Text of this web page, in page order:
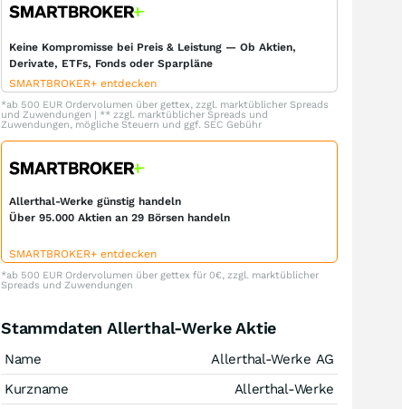
Keine Kompromisse bei Preis & Leistung — Ob Aktien,
Derivate, ETFs, Fonds oder Sparpläne
SMARTBROKER+ entdecken
*ab 500 EUR Ordervolumen über gettex, zzgl. marktüblicher Spreads
und Zuwendungen | ** zzgl. marktüblicher Spreads und
Zuwendungen, mögliche Steuern und ggf. SEC Gebühr
Allerthal-Werke günstig handeln
Über 95.000 Aktien an 29 Börsen handeln
SMARTBROKER+ entdecken
*ab 500 EUR Ordervolumen über gettex für 0€, zzgl. marktüblicher
Spreads und Zuwendungen
Stammdaten Allerthal-Werke Aktie
Name
Allerthal-Werke AG
Kurzname
Allerthal-Werke